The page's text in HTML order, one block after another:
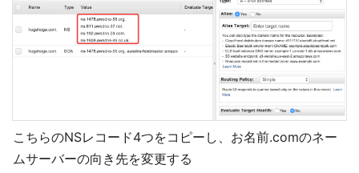
こちらのNSレコード4つをコピーし、お名前.comのネー
ムサーバーの向き先を変更する